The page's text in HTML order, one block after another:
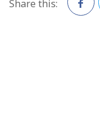
Share this: